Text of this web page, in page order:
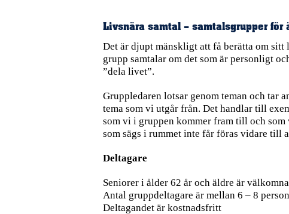
Livsnära samtal – samtalsgrupper för
Det är djupt mänskligt att få berätta om
grupp samtalar om det som är personligt
”dela livet”.
Gruppledaren lotsar genom teman och tar
tema som vi utgår från. Det handlar till
som vi i gruppen kommer fram till och
som sägs i rummet inte får föras vidare till
Deltagare
Seniorer i ålder 62 år och äldre är
Antal gruppdeltagare är mellan 6 – 8
Deltagandet är kostnadsfritt